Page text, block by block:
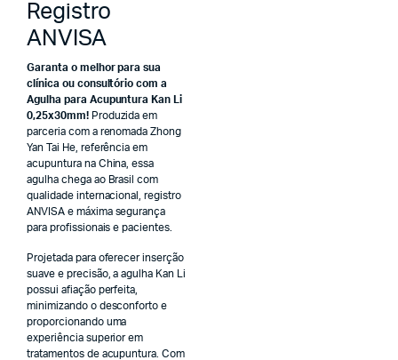
Registro
ANVISA
Garanta o melhor para sua
clínica ou consultório com a
Agulha para Acupuntura Kan Li
0,25x30mm!Produzida em
parceria com a renomada Zhong
Yan Tai He, referência em
acupuntura na China, essa
agulha chega ao Brasil com
qualidade internacional, registro
ANVISA e máxima segurança
para profissionais e pacientes.
Projetada para oferecer inserção
suave e precisão, a agulha Kan Li
possui afiação perfeita,
minimizando o desconforto e
proporcionando uma
experiência superior em
tratamentos de acupuntura. Com